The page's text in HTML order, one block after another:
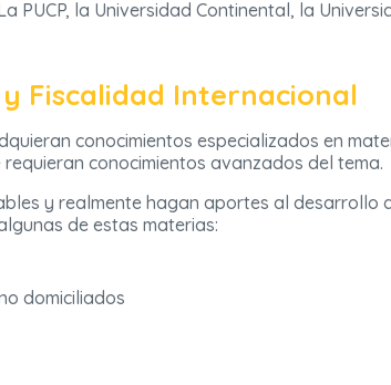
PUCP, la Universidad Continental, la
Fiscalidad Internacional
conocimientos especializados en
conocimientos avanzados del tema.
y realmente hagan aportes al desarrollo
de estas materias:
domiciliados